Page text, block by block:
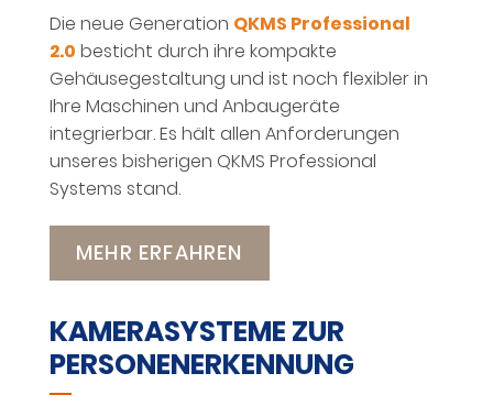
Die neue Generation QKMS Professional
2.0 besticht durch ihre kompakte
Gehäusegestaltung und ist noch flexibler in
Ihre Maschinen und Anbaugeräte
integrierbar. Es hält allen Anforderungen
unseres bisherigen QKMS Professional
Systems stand.
MEHR ERFAHREN
KAMERASYSTEME ZUR
PERSONENERKENNUNG